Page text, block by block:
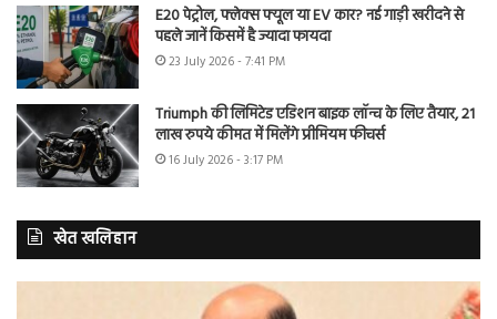
E20 पेट्रोल, फ्लेक्स फ्यूल या EV कार? नई गाड़ी खरीदने से
पहले जानें किसमें है ज्यादा फायदा
23 July 2026 - 7:41 PM
Triumph की लिमिटेड एडिशन बाइक लॉन्च के लिए तैयार, 21
लाख रुपये कीमत में मिलेंगे प्रीमियम फीचर्स
16 July 2026 - 3:17 PM
खेत खलिहान